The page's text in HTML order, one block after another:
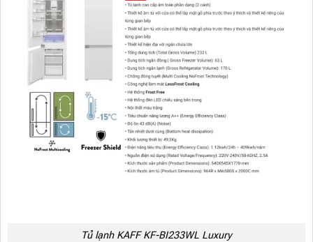
Tủ lạnh KAFF KF-BI233WL Luxury